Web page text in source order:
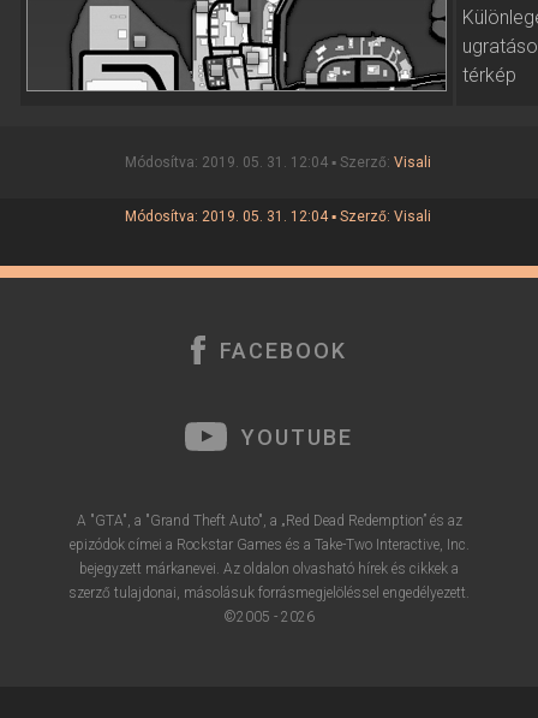
térkép
Módosítva: 2019. 05. 31. 12:04 ▪ Szerző: Visali
Módosítva: 2019. 05. 31. 12:04 ▪ Szerző: Visali
FACEBOOK
YOUTUBE
A "GTA", a "Grand Theft Auto", a „Red Dead Redemption” és az
epizódok címei a Rockstar Games és a Take-Two Interactive, Inc.
bejegyzett márkanevei. Az oldalon olvasható hírek és cikkek a
szerző tulajdonai, másolásuk forrásmegjelöléssel engedélyezett.
©2005 - 2026